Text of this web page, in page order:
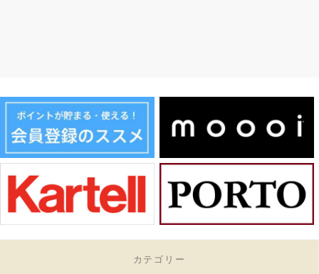
カテゴリー